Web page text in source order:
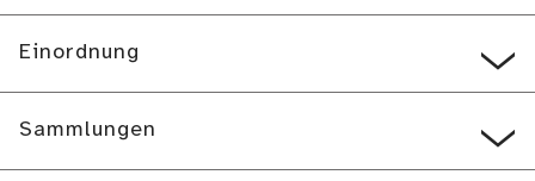
Einordnung
Sammlungen